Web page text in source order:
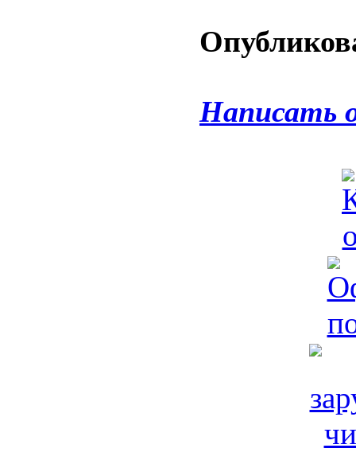
Написать